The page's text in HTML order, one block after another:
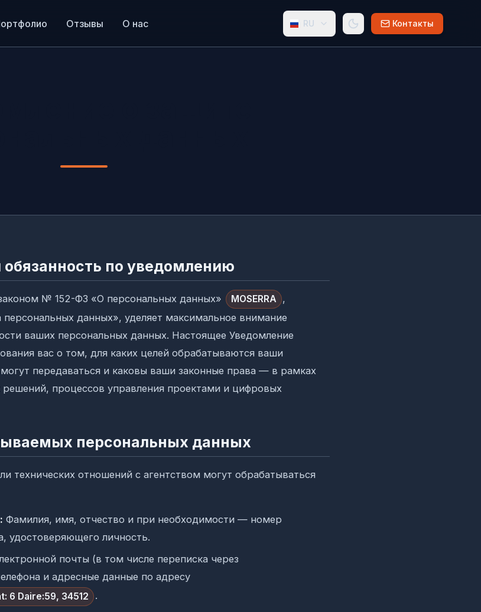
Отзывы О нас RU Контакты
по уведомлению
№ 152-ФЗ «О персональных данных» MOSERRA
,
персональных данных», уделяет максимальное внимание
ваших персональных данных. Настоящее Уведомление
вас о том, для каких целей обрабатываются ваши
передаваться и каковы ваши законные права — в рамках
процессов управления проектами и цифровых
персональных данных
технических отношений с агентством могут обрабатываться
Фамилия, имя, отчество и при необходимости — номер
удостоверяющего личность.
почты (в том числе переписка через
и адресные данные по адресу
6 Daire:59, 34512
.